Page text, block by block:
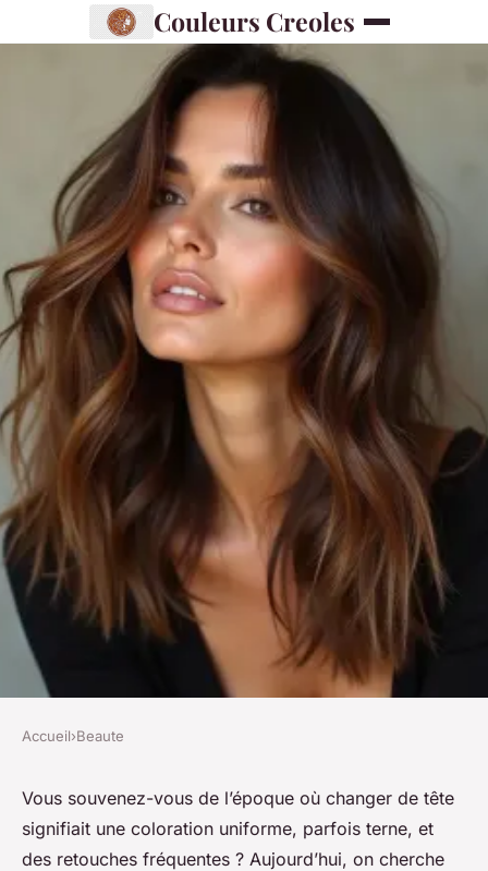
Couleurs Creoles
Comment le balayage brunette
caramel réveille votre look
Accueil›Beaute
Vous souvenez-vous de l’époque où changer de tête
signifiait une coloration uniforme, parfois terne, et
des retouches fréquentes ? Aujourd’hui, on cherche